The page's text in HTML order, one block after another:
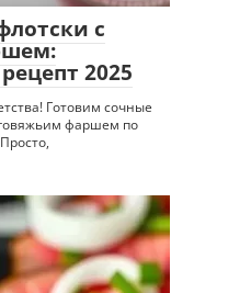
с
2025
Готовим сочные
фаршем по